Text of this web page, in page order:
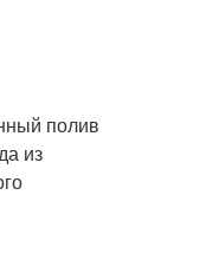
полив
из